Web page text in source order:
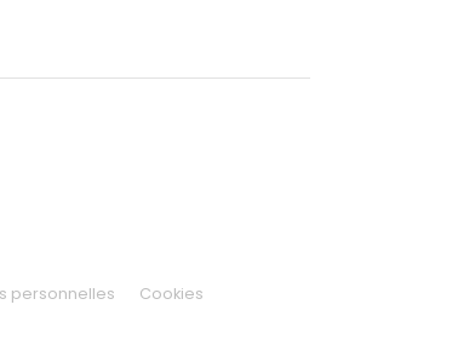
personnelles
Cookies